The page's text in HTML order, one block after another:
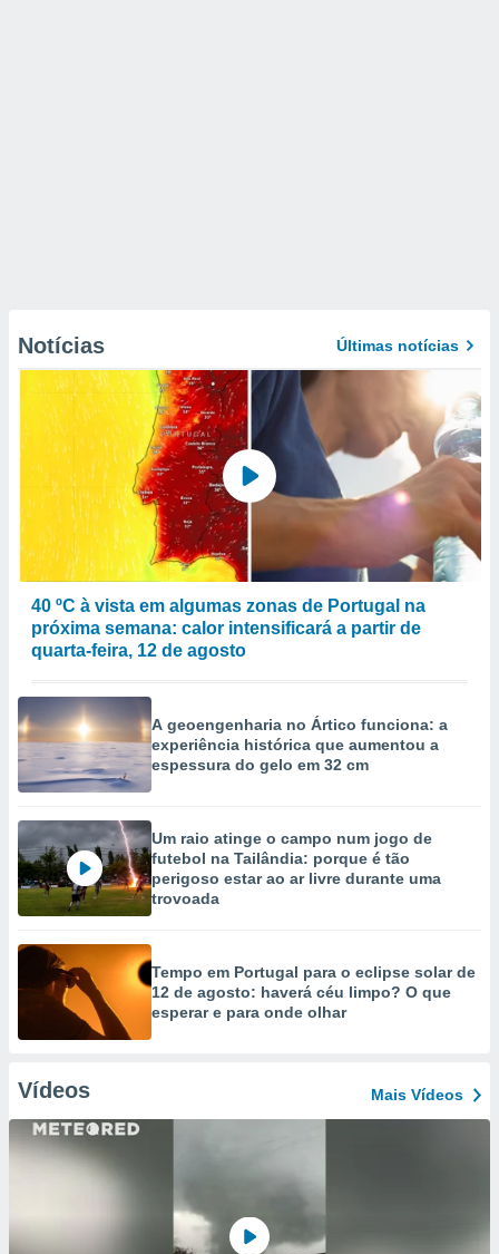
Notícias Últimas notícias
40 ºC à vista em algumas zonas de Portugal na
próxima semana: calor intensificará a partir de
quarta-feira, 12 de agosto
A geoengenharia no Ártico funciona: a
experiência histórica que aumentou a
espessura do gelo em 32 cm
Um raio atinge o campo num jogo de
futebol na Tailândia: porque é tão
perigoso estar ao ar livre durante uma
trovoada
Tempo em Portugal para o eclipse solar de
12 de agosto: haverá céu limpo? O que
esperar e para onde olhar
Vídeos Mais Vídeos